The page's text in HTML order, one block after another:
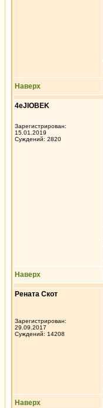
Наверх
4eJIOBEK
Зарегистрирован:
15.01.2019
Суждений: 2820
Наверх
Рената Скот
Зарегистрирован:
29.09.2017
Суждений: 14208
Наверх